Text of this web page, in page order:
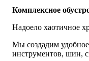
Комплексное
Надоело хаотичное
Мы создадим
инструментов, шин,